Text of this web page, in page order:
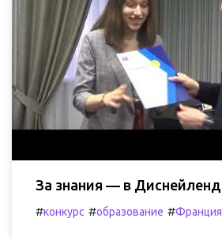
За знания — в Диснейленд
#конкурс #образование #Франция